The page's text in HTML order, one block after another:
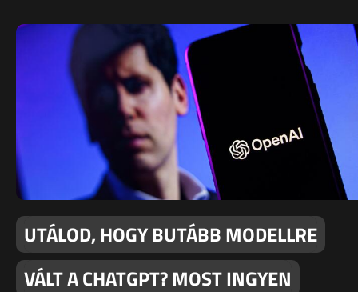
UTÁLOD, HOGY BUTÁBB MODELLRE
VÁLT A CHATGPT? MOST INGYEN